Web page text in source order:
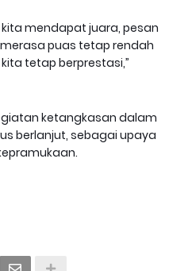
mendapat juara, pesan
puas tetap rendah
tetap berprestasi,”
ketangkasan dalam
berlanjut, sebagai upaya